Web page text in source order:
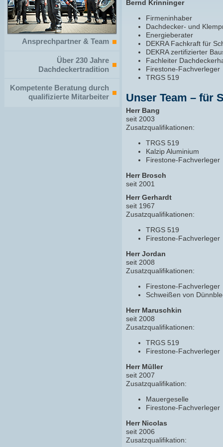
Ansprechpartner & Team
Über 230 Jahre
Dachdeckertradition
Kompetente Beratung durch
qualifizierte Mitarbeiter
Bernd Krinninger
Firmeninhaber
Dachdecker- und
Energieberater
DEKRA Fachkraft für
DEKRA zertifizierter
Fachleiter
Firestone-Fachverleger
TRGS 519
Unser Team – für
Herr Bang
seit 2003
Zusatzqualifikationen:
TRGS 519
Kalzip Aluminium
Firestone-Fachverleger
Herr Brosch
seit 2001
Herr Gerhardt
seit 1967
Zusatzqualifikationen:
TRGS 519
Firestone-Fachverleger
Herr Jordan
seit 2008
Zusatzqualifikationen:
Firestone-Fachverleger
Schweißen von
Herr Maruschkin
seit 2008
Zusatzqualifikationen:
TRGS 519
Firestone-Fachverleger
Herr Müller
seit 2007
Zusatzqualifikation:
Mauergeselle
Firestone-Fachverleger
Herr Nicolas
seit 2006
Zusatzqualifikation: